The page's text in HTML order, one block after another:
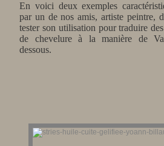
En voici deux exemples
par un de nos amis, artiste peintre,
tester son utilisation pour traduire
de chevelure à la manière de
dessous.